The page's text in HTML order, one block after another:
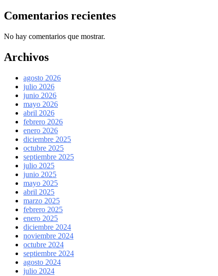
Comentarios recientes
No hay comentarios que mostrar.
Archivos
agosto 2026
julio 2026
junio 2026
mayo 2026
abril 2026
febrero 2026
enero 2026
diciembre 2025
octubre 2025
septiembre 2025
julio 2025
junio 2025
mayo 2025
abril 2025
marzo 2025
febrero 2025
enero 2025
diciembre 2024
noviembre 2024
octubre 2024
septiembre 2024
agosto 2024
julio 2024